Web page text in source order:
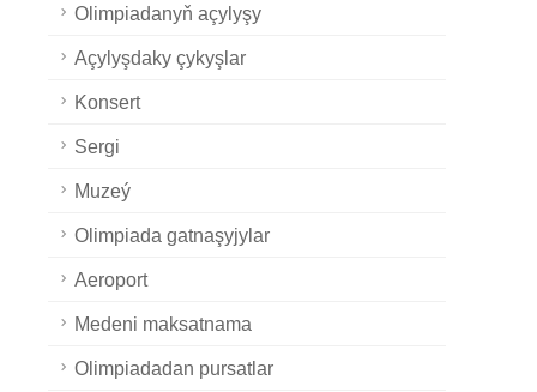
Olimpiadanyň açylyşy
Açylyşdaky çykyşlar
Konsert
Sergi
Muzeý
Olimpiada gatnaşyjylar
Aeroport
Medeni maksatnama
Olimpiadadan pursatlar